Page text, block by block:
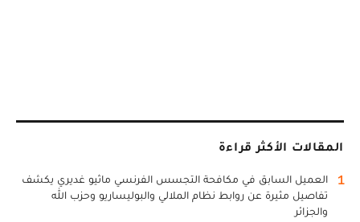
المقالات الأكثر قراءة
1
العميل السابق في مكافحة التجسس الفرنسي ماثيو غديري يكشف
تفاصيل مثيرة عن روابط نظام الملالي والبوليساريو وحزب الله
والجزائر